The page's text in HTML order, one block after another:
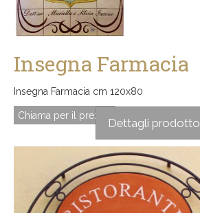
Insegna Farmacia
Insegna Farmacia cm 120x80
Chiama per il prezzo
Dettagli prodotto